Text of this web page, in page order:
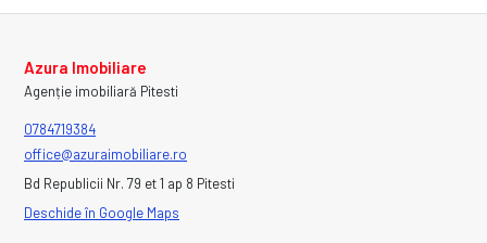
Azura Imobiliare
Agenție imobiliară Pitesti
0784719384
office@azuraimobiliare.ro
Bd Republicii Nr. 79 et 1 ap 8 Pitesti
Deschide în Google Maps